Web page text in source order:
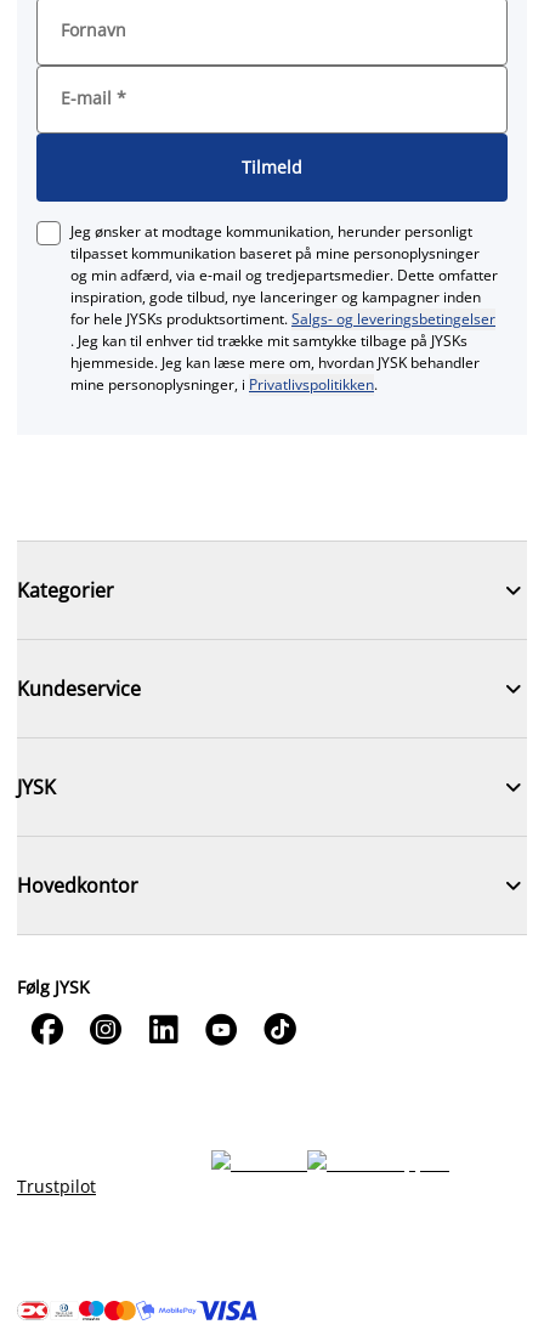
Fornavn
E-mail *
Tilmeld
Jeg ønsker at modtage kommunikation, herunder personligt
tilpasset kommunikation baseret på mine personoplysninger
og min adfærd, via e‑mail og tredjepartsmedier. Dette omfatter
inspiration, gode tilbud, nye lanceringer og kampagner inden
for hele JYSKs produktsortiment.Salgs- og leveringsbetingelser
. Jeg kan til enhver tid trække mit samtykke tilbage på JYSKs
hjemmeside. Jeg kan læse mere om, hvordan JYSK behandler
mine personoplysninger, i Privatlivspolitikken.
Kategorier 
Kundeservice 
JYSK 
Hovedkontor 
Følg JYSK
    
Trustpilot